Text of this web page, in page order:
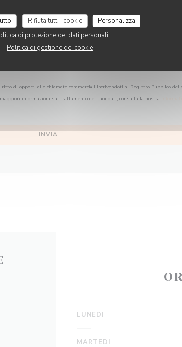
Rifiuta tutti i cookie
Personalizza
di protezione dei dati personali
Politica di gestione dei cookie
di opporti alle chiamate commerciali iscrivendoti al Registro Pubblico
maggiori informazioni sul trattamento dei tuoi dati, consulta la nostra
LUNEDI
MARTEDI